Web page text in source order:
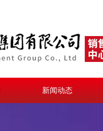
新闻动态